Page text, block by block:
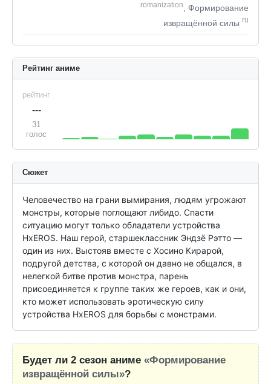
romanization
, Формирование
извращённой силы ru
Рейтинг аниме
рейтинг
---
31
голос
Сюжет
Человечество на грани вымирания, людям угрожают
монстры, которые поглощают либидо. Спасти
ситуацию могут только обладатели устройства
HxEROS. Наш герой, старшеклассник Эндзё Рэтто —
один из них. Выстояв вместе с Хосино Кирарой,
подругой детства, с которой он давно не общался, в
нелегкой битве против монстра, парень
присоединяется к группе таких же героев, как и они,
кто может использовать эротическую силу
устройства HxEROS для борьбы с монстрами.
Будет ли 2 сезон аниме «Формирование
извращённой силы»?